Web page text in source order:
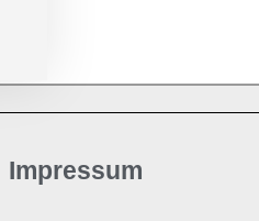
Impressum